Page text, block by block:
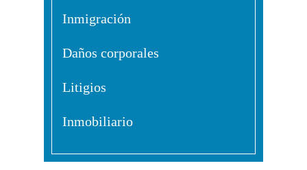
Inmigración
Daños corporales
Litigios
Inmobiliario